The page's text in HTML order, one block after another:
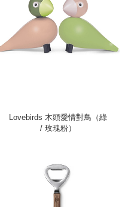
Lovebirds 木頭愛情對鳥（綠
/ 玫瑰粉）